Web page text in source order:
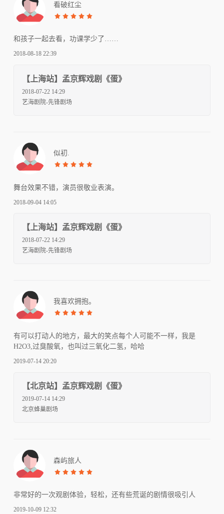
看破红尘
和孩子一起去看，功课学少了……
2018-08-18 22:39
【上海站】孟京辉戏剧《蛋》
2018-07-22 14:29
艺海剧院-先锋剧场
似初.
舞台效果不错，演员很敬业表演。
2018-09-04 14:05
【上海站】孟京辉戏剧《蛋》
2018-07-22 14:29
艺海剧院-先锋剧场
我喜欢拥抱。
有可以打动人的地方，最大的笑点每个人可能不一样，我是
H2O3,过臭酸氧，也叫过三氧化二氢，哈哈
2019-07-14 20:20
【北京站】孟京辉戏剧《蛋》
2019-07-14 14:29
北京蜂巢剧场
森屿旅人
非常好的一次观剧体验，轻松，还有些荒诞的剧情很吸引人
2019-10-09 12:32